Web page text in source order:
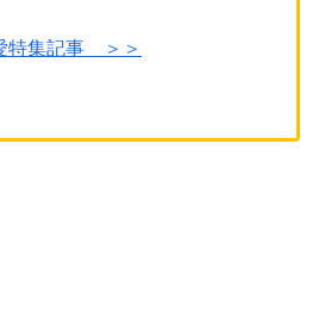
特集記事 ＞＞